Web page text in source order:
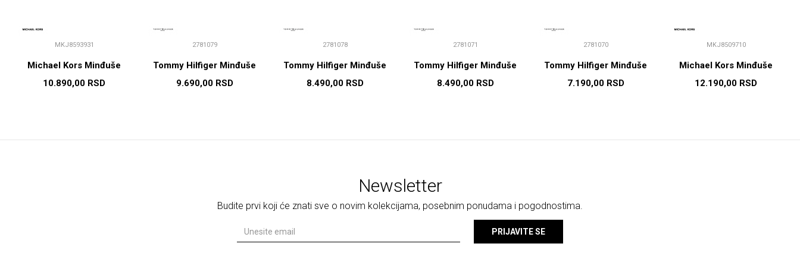
MKJ8593931
Michael Kors Minđuše
10.890,00 RSD
2781079
Tommy Hilfiger Minđuše
9.690,00 RSD
2781078
Tommy Hilfiger Minđuše
8.490,00 RSD
2781071
Tommy Hilfiger Minđuše
8.490,00 RSD
2781070
Tommy Hilfiger Minđuše
7.190,00 RSD
MKJ8509710
Michael Kors Minđuše
12.190,00 RSD
Newsletter
Budite prvi koji će znati sve o novim kolekcijama, posebnim ponudama i pogodnostima.
PRIJAVITE SE